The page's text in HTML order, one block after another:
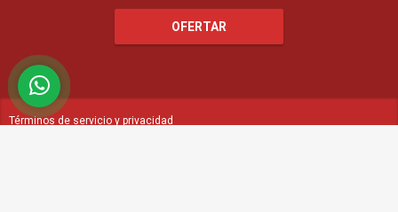
OFERTAR
Términos de servicio y privacidad